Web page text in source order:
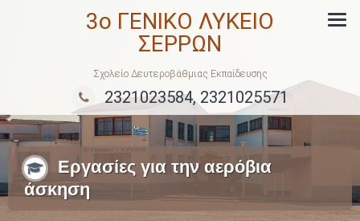
3ο ΓΕΝΙΚΟ ΛΥΚΕΙΟ
ΣΕΡΡΩΝ
Σχολείο Δευτεροβάθμιας Εκπαίδευσης
2321023584, 2321025571
Εργασίες για την αερόβια
άσκηση